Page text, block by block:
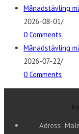
Månadstävling
2026-08-01/
0 Comments
Månadstävling
2026-07-22/
0 Comments
Adress: